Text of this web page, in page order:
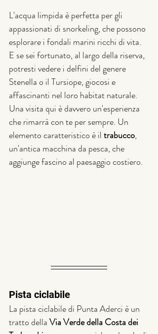
L'acqua limpida è perfetta per gli
appassionati di snorkeling, che possono
esplorare i fondali marini ricchi di vita.
E se sei fortunato, al largo della riserva,
potresti vedere i delfini del genere
Stenella o il Tursiope, giocosi e
affascinanti nel loro habitat naturale.
Una visita qui è davvero un'esperienza
che rimarrà con te per sempre. Un
elemento caratteristico è il trabucco,
un'antica macchina da pesca, che
aggiunge fascino al paesaggio costiero.
Pista ciclabile
La pista ciclabile di Punta Aderci è un
tratto della Via Verde della Costa dei